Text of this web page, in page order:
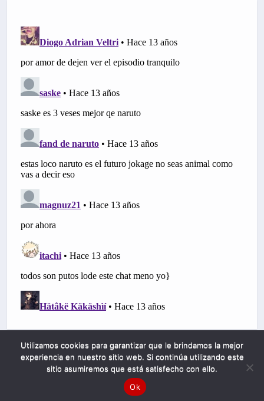
Utilizamos cookies para garantizar que le brindamos la mejor
experiencia en nuestro sitio web. Si continúa utilizando este
sitio asumiremos que está satisfecho con ello.
Ok